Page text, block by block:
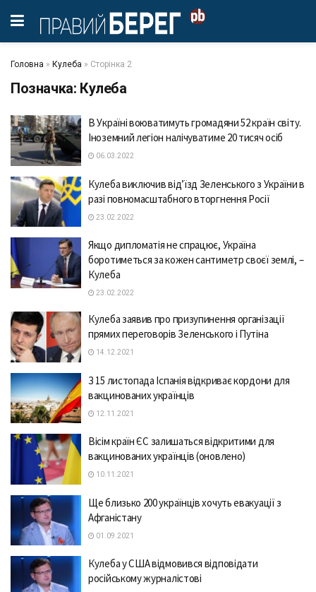
Головна » Кулеба » Сторінка 2
Позначка: Кулеба
В Україні воюватимуть громадяни 52 країн світу.
Іноземний легіон налічуватиме 20 тисяч осіб
06.03.2022
Кулеба виключив від’їзд Зеленського з України в
разі повномасштабного вторгнення Росії
23.02.2022
Якщо дипломатія не спрацює, Україна
боротиметься за кожен сантиметр своєї землі, –
Кулеба
23.02.2022
Кулеба заявив про призупинення організації
прямих переговорів Зеленського і Путіна
14.12.2021
З 15 листопада Іспанія відкриває кордони для
вакцинованих українців
12.11.2021
Вісім країн ЄС залишаться відкритими для
вакцинованих українців (оновлено)
10.11.2021
Ще близько 200 українців хочуть евакуації з
Афганістану
01.09.2021
Кулеба у США відмовився відповідати
російському журналістові